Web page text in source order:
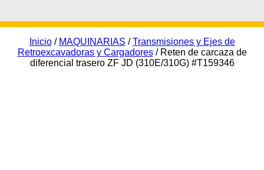
Inicio/ MAQUINARIAS /Transmisiones y Ejes de
Retroexcavadoras y Cargadores/ Reten de carcaza de
diferencial trasero ZF JD (310E/310G) #T159346